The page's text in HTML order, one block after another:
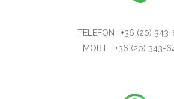
TELEFON : +36 (20)
MOBIL : +36 (20) 343-